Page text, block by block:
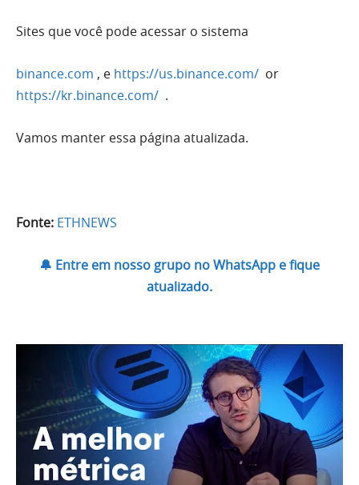
Sites que você pode acessar o sistema
binance.com , e https://us.binance.com/ or
https://kr.binance.com/ .
Vamos manter essa página atualizada.
Fonte: ETHNEWS
🔔 Entre em nosso grupo no WhatsApp e fique
atualizado.